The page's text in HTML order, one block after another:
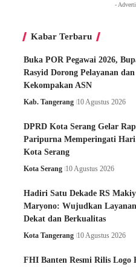
-
Kabar Terbaru
Buka POR Pegawai 2026,
Rasyid Dorong Pelayanan dan
Kekompakan ASN
Kab. Tangerang 10 Agustus 2026
DPRD Kota Serang Gelar
Paripurna Memperingati
Kota Serang
Kota Serang 10 Agustus 2026
Hadiri Satu Dekade RS
Maryono: Wujudkan
Dekat dan Berkualitas
Kota Tangerang 10 Agustus 2026
FHI Banten Resmi Rilis Logo